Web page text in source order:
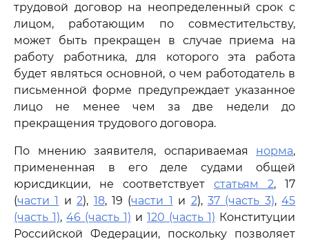
трудовой договор на неопределенный срок с
лицом, работающим по совместительству,
может быть прекращен в случае приема на
работу работника, для которого эта работа
будет являться основной, о чем работодатель в
письменной форме предупреждает указанное
лицо не менее чем за две недели до
прекращения трудового договора.
По мнению заявителя, оспариваемая норма,
примененная в его деле судами общей
юрисдикции, не соответствует статьям 2, 17
(части 1 и2), 18, 19 (части 1 и 2), 37 (часть 3),45
(часть 1), 46 (часть 1) и 120 (часть 1) Конституции
Российской Федерации, поскольку позволяет